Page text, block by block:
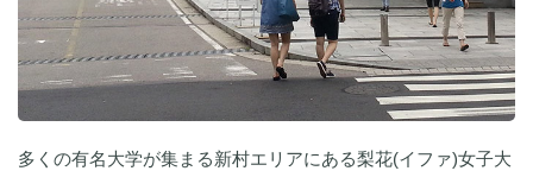
多くの有名大学が集まる新村エリアにある梨花(イファ)女子大